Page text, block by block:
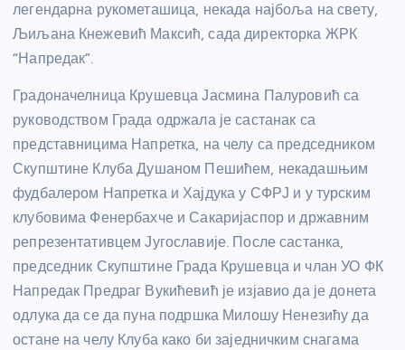
легендарна рукометашица, некада најбоља на свету,
Љиљана Кнежевић Максић, сада директорка ЖРК
“Напредак”.
Градоначелница Крушевца Јасмина Палуровић са
руководством Града одржала је састанак са
представницима Напретка, на челу са председником
Скупштине Клуба Душаном Пешићем, некадашњим
фудбалером Напретка и Хајдука у СФРЈ и у турским
клубовима Фенербахче и Сакаријаспор и државним
репрезентативцем Југославије. После састанка,
председник Скупштине Града Крушевца и члан УО ФК
Напредак Предраг Вукићевић је изјавио да је донета
одлука да се да пуна подршка Милошу Ненезићу да
остане на челу Клуба како би заједничким снагама